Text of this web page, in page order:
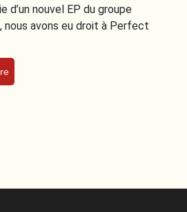
d’un nouvel EP du groupe
nous avons eu droit à Perfect